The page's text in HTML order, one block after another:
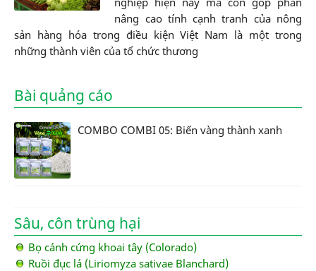
nâng cao tính cạnh tranh của nông
sản hàng hóa trong điều kiện Việt Nam là một trong
những thành viên của tổ chức thương
Bài quảng cáo
COMBO COMBI 05: Biến vàng thành xanh
Sâu, côn trùng hại
Bọ cánh cứng khoai tây (Colorado)
Ruồi đục lá (Liriomyza sativae Blanchard)